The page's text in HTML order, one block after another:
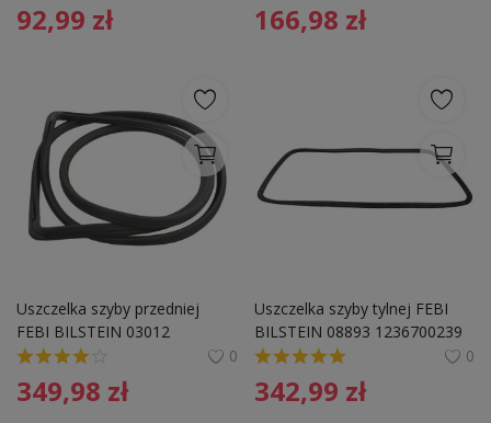
92,99 zł 166,98 zł
Uszczelka szyby przedniej
FEBI BILSTEIN 03012
1116705639
0
349,98 zł
Uszczelka szyby tylnej FEBI
BILSTEIN 08893 1236700239
0
342,99 zł